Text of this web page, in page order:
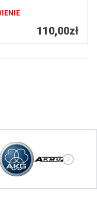
110,00zł